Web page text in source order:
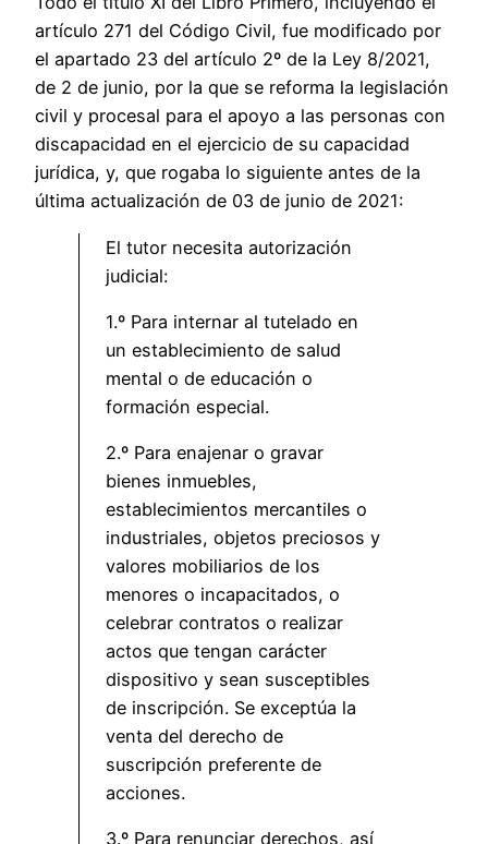
artículo 271 del Código Civil, fue modificado por
el apartado 23 del artículo 2º de la Ley 8/2021,
de 2 de junio, por la que se reforma la legislación
civil y procesal para el apoyo a las personas con
discapacidad en el ejercicio de su capacidad
jurídica, y, que rogaba lo siguiente antes de la
última actualización de 03 de junio de 2021:
El tutor necesita autorización
judicial:
1.º Para internar al tutelado en
un establecimiento de salud
mental o de educación o
formación especial.
2.º Para enajenar o gravar
bienes inmuebles,
establecimientos mercantiles o
industriales, objetos preciosos y
valores mobiliarios de los
menores o incapacitados, o
celebrar contratos o realizar
actos que tengan carácter
dispositivo y sean susceptibles
de inscripción. Se exceptúa la
venta del derecho de
suscripción preferente de
acciones.
3.º Para renunciar derechos, así